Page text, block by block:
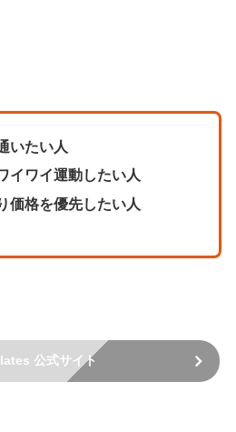
いたい人
イワイ運動したい人
価格を優先したい人
公式サイト